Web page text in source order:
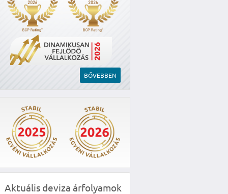
BŐVEBBEN
Aktuális deviza árfolyamok